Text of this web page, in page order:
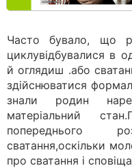
Часто бувало, що
циклувідбувалися в
й оглядиш .або
здійснюватися
знали родин
матеріальний
попереднього
сватання,оскільки
про сватання і